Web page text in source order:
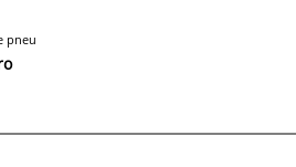
pneu